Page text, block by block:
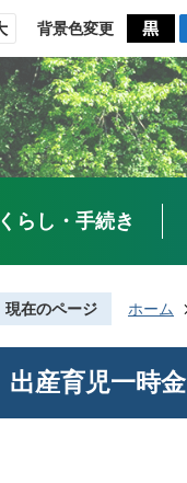
背景色変更
くらし・手続き
現在のページ ホーム
出産育児一時金